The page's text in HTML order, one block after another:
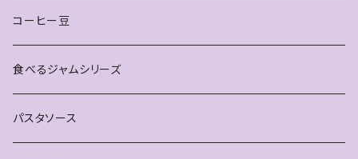
雑貨
ティースプーン
ブレスレット
お得なセット
単品
コーヒー豆
食べるジャムシリーズ
パスタソース